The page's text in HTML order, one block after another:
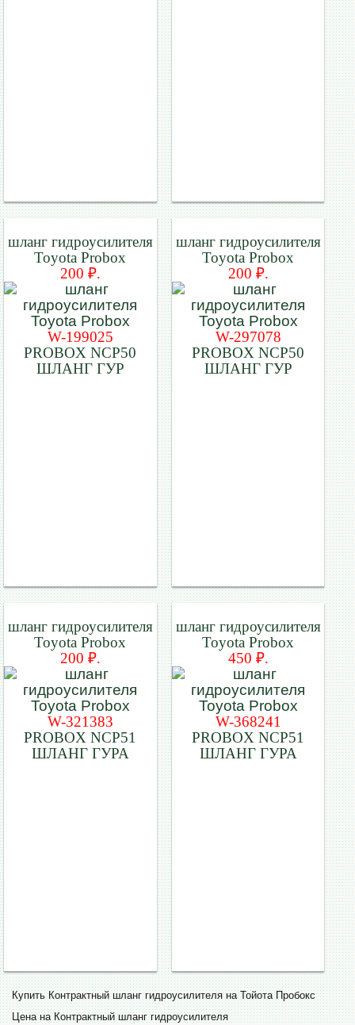
шланг гидроусилителя
Toyota Probox
200 ₽.
W-199025
PROBOX NCP50
ШЛАНГ ГУР
шланг гидроусилителя
Toyota Probox
200 ₽.
W-297078
PROBOX NCP50
ШЛАНГ ГУР
шланг гидроусилителя
Toyota Probox
200 ₽.
W-321383
PROBOX NCP51
ШЛАНГ ГУРА
шланг гидроусилителя
Toyota Probox
450 ₽.
W-368241
PROBOX NCP51
ШЛАНГ ГУРА
Купить Контрактный шланг гидроусилителя на Тойота Пробокс
Цена на Контрактный шланг гидроусилителя